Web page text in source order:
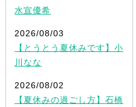
水宣優希
2026/08/03
【とうとう夏休みです】小
川なな
2026/08/02
【夏休みの過ごし方】石橋